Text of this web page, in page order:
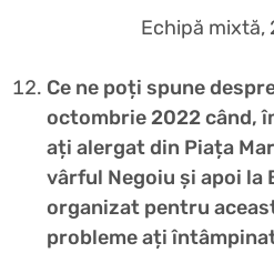
Echipă mixtă,
Ce ne poți spune
octombrie 2022 când,
ați alergat din Piața
vârful Negoiu și apoi la
organizat pentru
probleme ați